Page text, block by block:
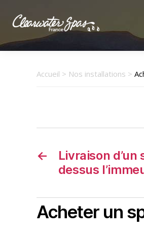
Clearwater
Spas
Accueil > Nos installations >
←
Livraison
dessus
Acheter un